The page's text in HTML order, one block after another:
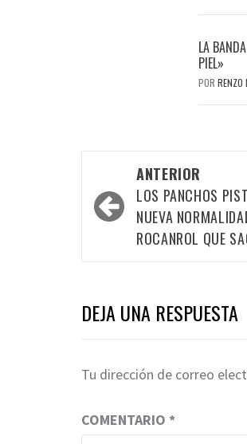
LA
PIEL»
POR RENZO
Navegación
por
las
entradas
ANTERIOR
LOS PANCHOS
NUEVA
ROCANROL QUE
DEJA UNA RESPUESTA
Tu dirección de correo
COMENTARIO *